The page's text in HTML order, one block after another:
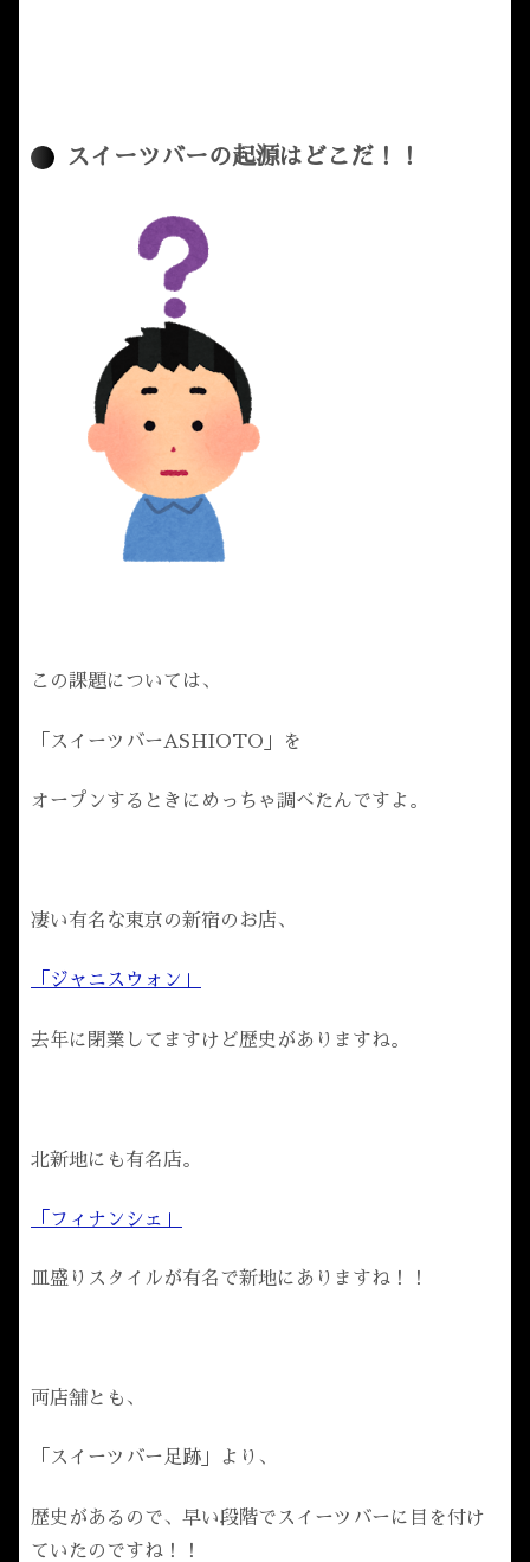
スイーツバーの起源はどこだ！！
この課題については、
「スイーツバーASHIOTO」を
オープンするときにめっちゃ調べたんですよ。
凄い有名な東京の新宿のお店、
「ジャニスウォン」
去年に閉業してますけど歴史がありますね。
北新地にも有名店。
「フィナンシェ」
皿盛りスタイルが有名で新地にありますね！！
両店舗とも、
「スイーツバー足跡」より、
歴史があるので、早い段階でスイーツバーに目を付け
ていたのですね！！